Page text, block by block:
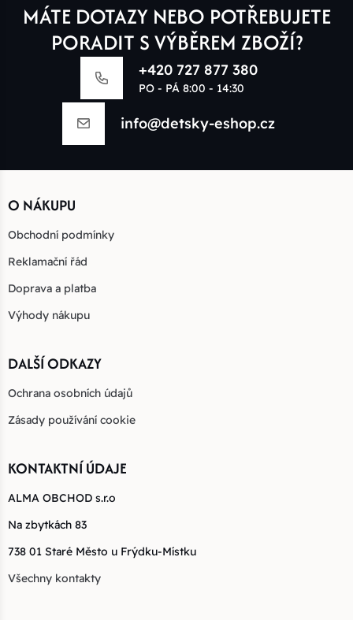
MÁTE DOTAZY NEBO POTŘEBUJETE
PORADIT S VÝBĚREM ZBOŽÍ?
+420 727 877 380
PO - PÁ 8:00 - 14:30
info@detsky-eshop.cz
O NÁKUPU
Obchodní podmínky
Reklamační řád
Doprava a platba
Výhody nákupu
DALŠÍ ODKAZY
Ochrana osobních údajů
Zásady používání cookie
KONTAKTNÍ ÚDAJE
ALMA OBCHOD s.r.o
Na zbytkách 83
738 01 Staré Město u Frýdku-Místku
Všechny kontakty